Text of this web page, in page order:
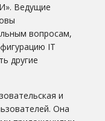
Ведущие
вопросам,
IT
другие
и
Она